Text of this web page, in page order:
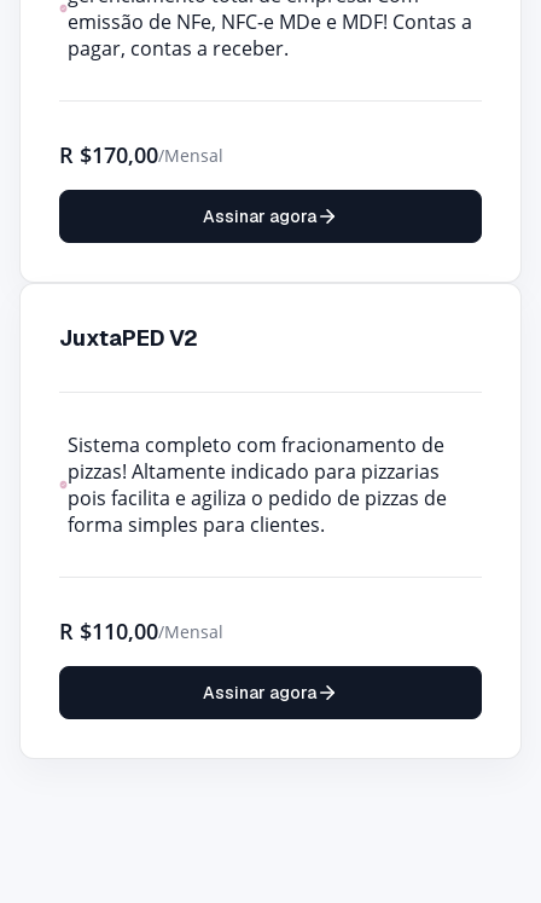
emissão de NFe, NFC-e MDe e MDF! Contas a
pagar, contas a receber.
R $170,00/Mensal
Assinar agora
JuxtaPED V2
Sistema completo com fracionamento de
pizzas! Altamente indicado para pizzarias
pois facilita e agiliza o pedido de pizzas de
forma simples para clientes.
R $110,00/Mensal
Assinar agora